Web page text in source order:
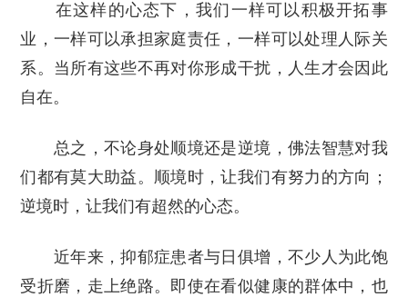
在这样的心态下，我们一样可以积极开拓事
业，一样可以承担家庭责任，一样可以处理人际关
系。当所有这些不再对你形成干扰，人生才会因此
自在。
总之，不论身处顺境还是逆境，佛法智慧对我
们都有莫大助益。顺境时，让我们有努力的方向；
逆境时，让我们有超然的心态。
近年来，抑郁症患者与日俱增，不少人为此饱
受折磨，走上绝路。即使在看似健康的群体中，也